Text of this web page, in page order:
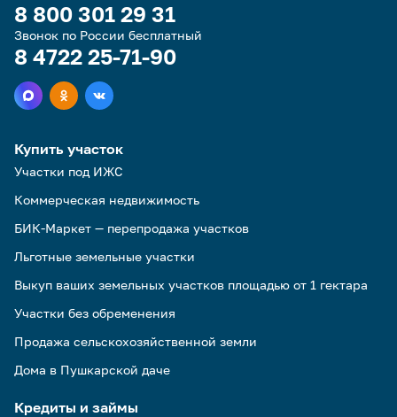
8 800 301 29 31
Звонок по России бесплатный
8 4722 25-71-90
Купить участок
Участки под ИЖС
Коммерческая недвижимость
БИК-Маркет — перепродажа участков
Льготные земельные участки
Выкуп ваших земельных участков площадью от 1 гектара
Участки без обременения
Продажа сельскохозяйственной земли
Дома в Пушкарской даче
Кредиты и займы